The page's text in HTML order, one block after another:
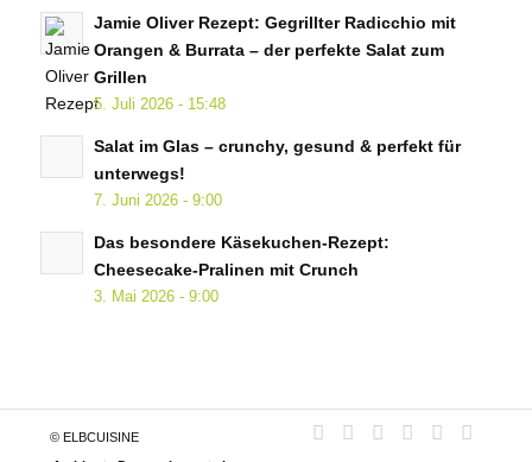
Jamie Oliver Rezept: Gegrillter Radicchio mit
Orangen & Burrata – der perfekte Salat zum
Grillen
5. Juli 2026 - 15:48
Salat im Glas – crunchy, gesund & perfekt für
unterwegs!
7. Juni 2026 - 9:00
Das besondere Käsekuchen-Rezept:
Cheesecake-Pralinen mit Crunch
3. Mai 2026 - 9:00
© ELBCUISINE